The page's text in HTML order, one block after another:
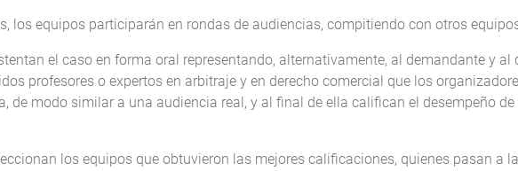
los equipos participarán en rondas de audiencias, compitiendo con otros
el caso en forma oral representando, alternativamente, al demandante y al
profesores o expertos en arbitraje y en derecho comercial que los
de modo similar a una audiencia real, y al final de ella califican el desempeño
los equipos que obtuvieron las mejores calificaciones, quienes pasan a